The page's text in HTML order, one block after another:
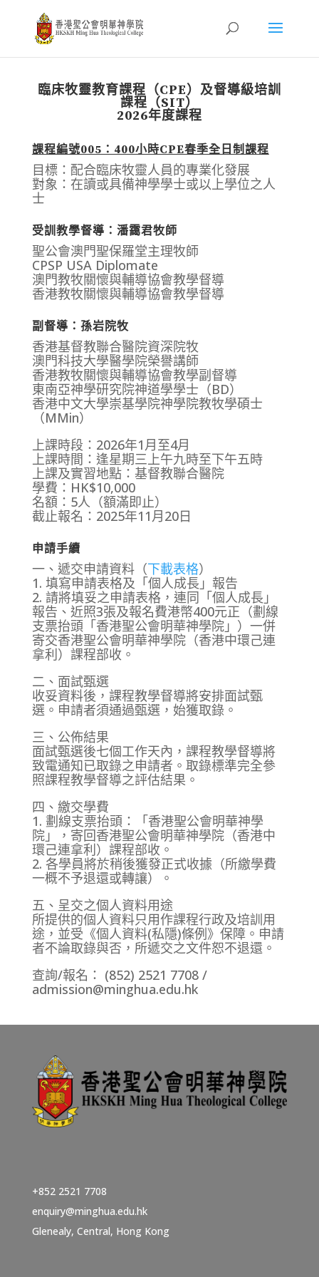
臨床牧靈教育課程（CPE）及督導級培訓
課程（SIT）
2026年度課程
課程編號005：400小時CPE春季全日制課程
目標：配合臨床牧靈人員的專業化發展
對象：在讀或具備神學學士或以上學位之人
士
受訓教學督導：潘靄君牧師
聖公會澳門聖保羅堂主理牧師
CPSP USA Diplomate
澳門教牧關懷與輔導協會教學督導
香港教牧關懷與輔導協會教學督導
副督導：孫岩院牧
香港基督教聯合醫院資深院牧
澳門科技大學醫學院榮譽講師
香港教牧關懷與輔導協會教學副督導
東南亞神學研究院神道學學士（BD）
香港中文大學崇基學院神學院教牧學碩士
（MMin）
上課時段：2026年1月至4月
上課時間：逢星期三上午九時至下午五時
上課及實習地點：基督教聯合醫院
學費：HK$10,000
名額：5人（額滿即止）
截止報名：2025年11月20日
申請手續
一、遞交申請資料（下載表格）
1. 填寫申請表格及「個人成長」報告
2. 請將填妥之申請表格，連同「個人成長」
報告、近照3張及報名費港幣400元正（劃線
支票抬頭「香港聖公會明華神學院」）一併
寄交香港聖公會明華神學院（香港中環己連
拿利）課程部收。
二、面試甄選
收妥資料後，課程教學督導將安排面試甄
選。申請者須通過甄選，始獲取錄。
三、公佈結果
面試甄選後七個工作天內，課程教學督導將
致電通知已取錄之申請者。取錄標準完全參
照課程教學督導之評估結果。
四、繳交學費
1. 劃線支票抬頭：「香港聖公會明華神學
院」，寄回香港聖公會明華神學院（香港中
環己連拿利）課程部收。
2. 各學員將於稍後獲發正式收據（所繳學費
一概不予退還或轉讓）。
五、呈交之個人資料用途
所提供的個人資料只用作課程行政及培訓用
途，並受《個人資料(私隱)條例》保障。申請
者不論取錄與否，所遞交之文件恕不退還。
查詢/報名： (852) 2521 7708 /
admission@minghua.edu.hk
+852 2521 7708
enquiry@minghua.edu.hk
Glenealy, Central, Hong Kong